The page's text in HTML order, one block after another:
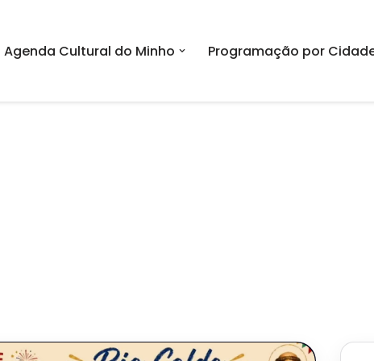
Agenda Cultural do Minho Programação por